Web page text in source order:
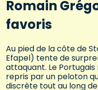
Romain
favoris
Au pied de la côte de
Efapel) tente de
attaquant. Le
repris par un peloton
discrète tout au long de